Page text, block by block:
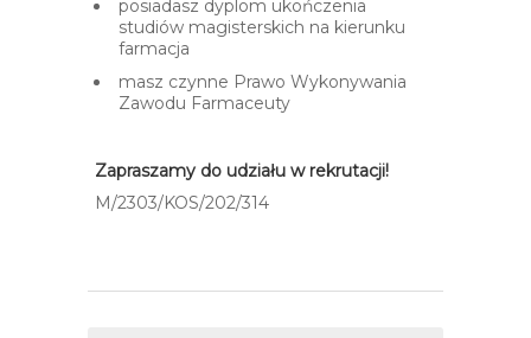
posiadasz dyplom ukończenia
studiów magisterskich na kierunku
farmacja
masz czynne Prawo Wykonywania
Zawodu Farmaceuty
Zapraszamy do udziału w rekrutacji!
M/2303/KOS/202/314